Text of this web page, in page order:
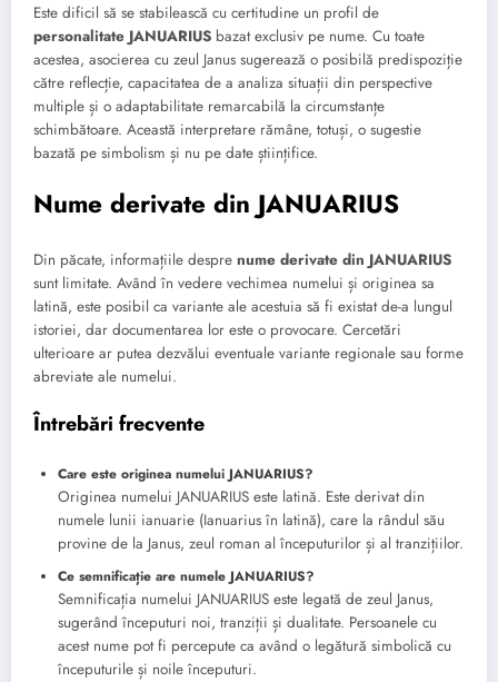
Este dificil să se stabilească cu certitudine un profil de
personalitate JANUARIUS bazat exclusiv pe nume. Cu toate
acestea, asocierea cu zeul Janus sugerează o posibilă predispoziție
către reflecție, capacitatea de a analiza situații din perspective
multiple și o adaptabilitate remarcabilă la circumstanțe
schimbătoare. Această interpretare rămâne, totuși, o sugestie
bazată pe simbolism și nu pe date științifice.
Nume derivate din JANUARIUS
Din păcate, informațiile despre nume derivate din JANUARIUS
sunt limitate. Având în vedere vechimea numelui și originea sa
latină, este posibil ca variante ale acestuia să fi existat de-a lungul
istoriei, dar documentarea lor este o provocare. Cercetări
ulterioare ar putea dezvălui eventuale variante regionale sau forme
abreviate ale numelui.
Întrebări frecvente
Care este originea numelui JANUARIUS?
Originea numelui JANUARIUS este latină. Este derivat din
numele lunii ianuarie (Ianuarius în latină), care la rândul său
provine de la Janus, zeul roman al începuturilor și al tranzițiilor.
Ce semnificație are numele JANUARIUS?
Semnificația numelui JANUARIUS este legată de zeul Janus,
sugerând începuturi noi, tranziții și dualitate. Persoanele cu
acest nume pot fi percepute ca având o legătură simbolică cu
începuturile și noile începuturi.